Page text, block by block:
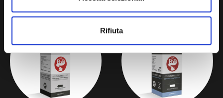
Rifiuta